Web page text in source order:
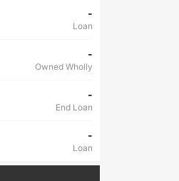
-
Loan
-
Owned Wholly
-
End Loan
-
Loan